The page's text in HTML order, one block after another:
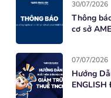
30/07/2026
Thông
cơ sở
07/07/2026
Hướng